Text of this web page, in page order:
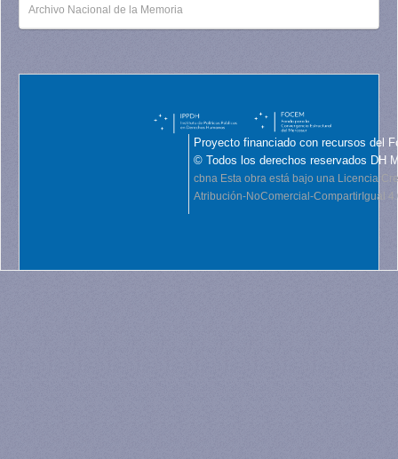
Archivo Nacional de la Memoria
Proyecto financiado con recursos del
© Todos los derechos reservados DH
cbna Esta obra está bajo una Licencia
Atribución-NoComercial-CompartirIgual